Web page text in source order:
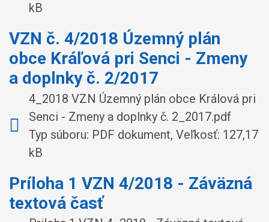
kB
VZN č. 4/2018 Územný plán
obce Kráľová pri Senci - Zmeny
a doplnky č. 2/2017
4_2018 VZN Územný plán obce Králová pri
Senci - Zmeny a doplnky č. 2_2017.pdf
Typ súboru: PDF dokument, Veľkosť: 127,17
kB
Príloha 1 VZN 4/2018 - Záväzná
textová časť